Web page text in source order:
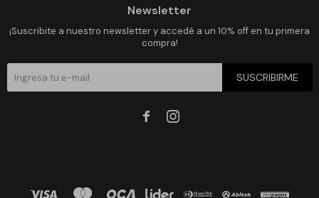
Newsletter
¡Suscribite a nuestro newsletter y accedé a un 10% off en tu primera
compra!
SUSCRIBIRME
 